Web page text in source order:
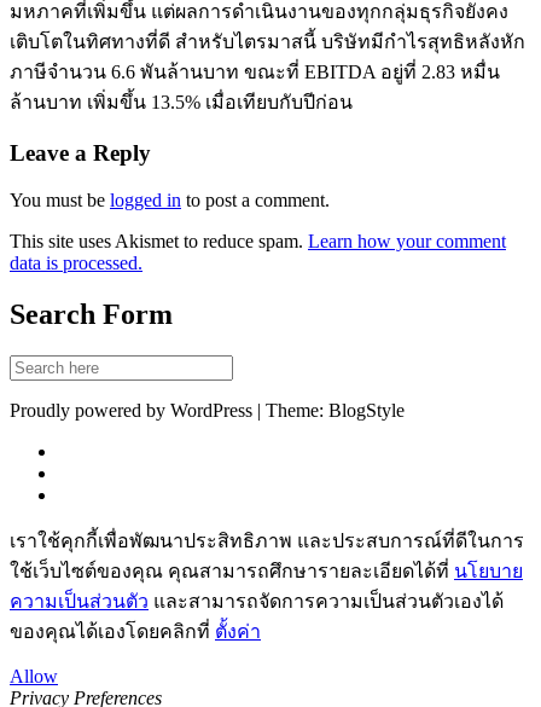
มหภาคที่เพิ่มขึ้น แต่ผลการดำเนินงานของทุกกลุ่มธุรกิจยังคง
เติบโตในทิศทางที่ดี สำหรับไตรมาสนี้ บริษัทมีกำไรสุทธิหลังหัก
ภาษีจำนวน 6.6 พันล้านบาท ขณะที่ EBITDA อยู่ที่ 2.83 หมื่น
ล้านบาท เพิ่มขึ้น 13.5% เมื่อเทียบกับปีก่อน
Leave a Reply
You must be logged in to post a comment.
This site uses Akismet to reduce spam. Learn how your comment
data is processed.
Search Form
Proudly powered by WordPress | Theme: BlogStyle
เราใช้คุกกี้เพื่อพัฒนาประสิทธิภาพ และประสบการณ์ที่ดีในการ
ใช้เว็บไซต์ของคุณ คุณสามารถศึกษารายละเอียดได้ที่ นโยบาย
ความเป็นส่วนตัว และสามารถจัดการความเป็นส่วนตัวเองได้
ของคุณได้เองโดยคลิกที่ ตั้งค่า
Allow
Privacy Preferences